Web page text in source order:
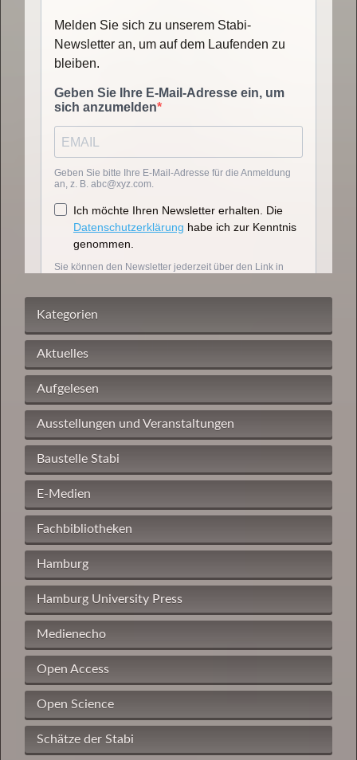
Kategorien
Aktuelles
Aufgelesen
Ausstellungen und Veranstaltungen
Baustelle Stabi
E-Medien
Fachbibliotheken
Hamburg
Hamburg University Press
Medienecho
Open Access
Open Science
Schätze der Stabi